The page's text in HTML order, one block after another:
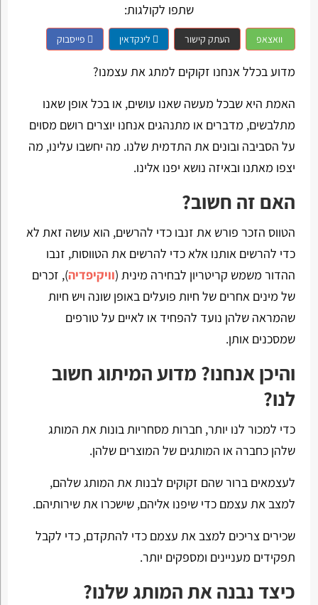
שתפו לקולגות:
וואצאפ העתק קישור לינקדאין פייסבוק
מדוע בכלל אנחנו זקוקים למתג את עצמנו?
האמת היא שבכל מעשה שאנו עושים, או בכל אופן שאנו
מתלבשים, מדברים או מתנהגים אנחנו יוצרים רושם מסוים
על הסביבה ובונים את התדמית שלנו. מה יחשבו עלינו, מה
יצפו מאתנו ובאיזה נושא יפנו אלינו.
האם זה חשוב?
הטווס הזכר פורש את זנבו כדי להרשים, הוא עושה זאת לא
כדי להרשים אותנו אלא כדי להרשים את הטווסות, זנבו
ההדור משמש קריטריון לבחירה מינית (וויקיפדיה), זכרים
של מינים אחרים של חיות פועלים באופן שונה ויש חיות
שהמראה שלהן נועד להפחיד או לאיים על טורפים
שמסכנים אותן.
והיכן אנחנו? מדוע המיתוג חשוב
לנו?
כדי למכור לנו יותר, חברות מסחריות בונות את המותג
שלהן כחברה או המותגים של המוצרים שלהן.
לעצמאים ברור שהם זקוקים לבנות את המותג שלהם,
למצב את עצמם כדי שיפנו אליהם, שישכרו את שירותיהם.
שכירים צריכים למצב את עצמם כדי להתקדם, כדי לקבל
תפקידים מעניינים ומספקים יותר.
כיצד נבנה את המותג שלנו?